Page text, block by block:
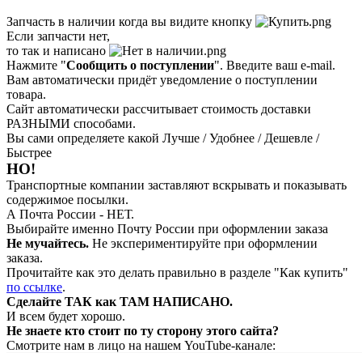
Запчасть в наличии когда вы видите кнопку
Если запчасти нет,
то так и написано
Нажмите "Сообщить о поступлении". Введите ваш e-mail.
Вам автоматически придёт уведомление о поступлении
товара.
Сайт автоматически рассчитывает стоимость доставки
РАЗНЫМИ способами.
Вы сами определяете какой Лучше / Удобнее / Дешевле /
Быстрее
НО!
Транспортные компании заставляют вскрывать и показывать
содержимое посылки.
А Почта России - НЕТ.
Выбирайте именно Почту России при оформлении заказа
Не мучайтесь. Не экспериментируйте при оформлении
заказа.
Прочитайте как это делать правильно в разделе "Как купить"
по ссылке.
Сделайте ТАК как ТАМ НАПИСАНО.
И всем будет хорошо.
Не знаете кто стоит по ту сторону этого сайта?
Смотрите нам в лицо на нашем YouTube-канале: